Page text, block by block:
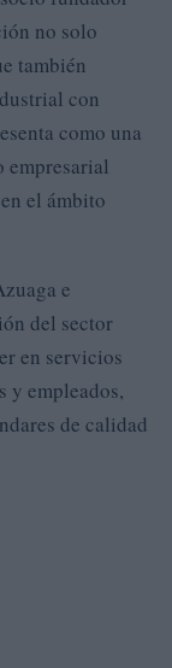
no solo
también
con
como una
empresarial
el ámbito
e
del sector
en servicios
y empleados,
de calidad